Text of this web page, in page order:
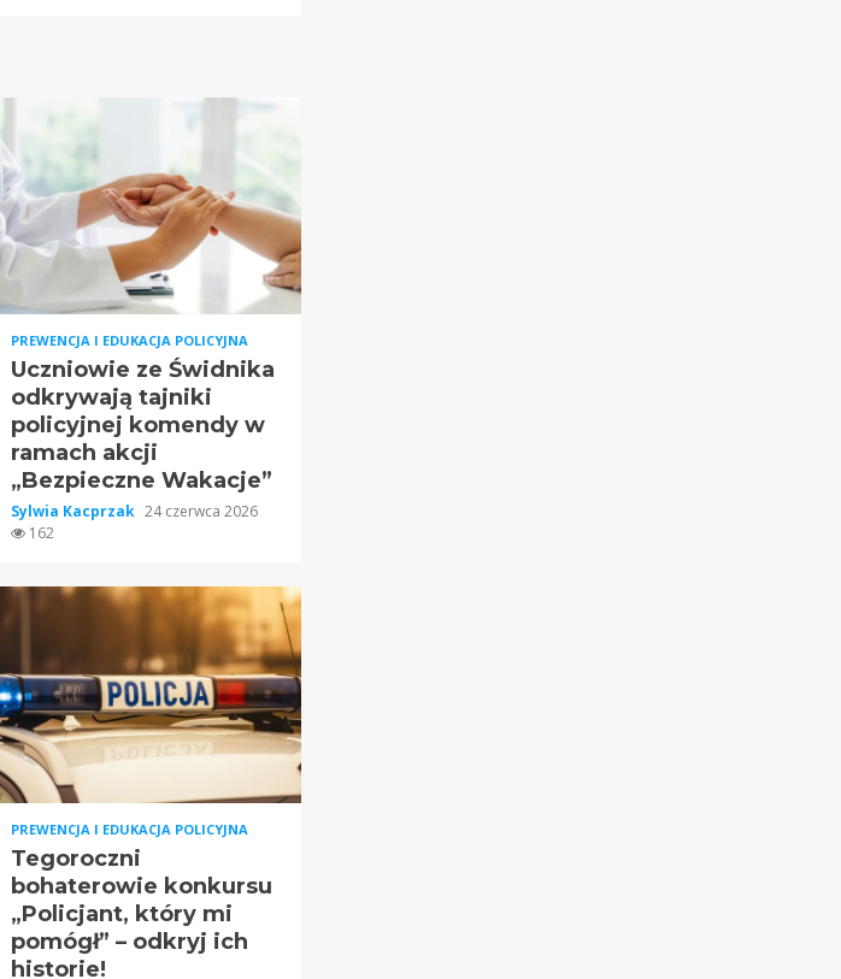
PREWENCJA I EDUKACJA POLICYJNA
Uczniowie ze Świdnika
odkrywają tajniki
policyjnej komendy w
ramach akcji
„Bezpieczne Wakacje”
Sylwia Kacprzak 24 czerwca 2026
162
PREWENCJA I EDUKACJA POLICYJNA
Tegoroczni
bohaterowie konkursu
„Policjant, który mi
pomógł” – odkryj ich
historie!